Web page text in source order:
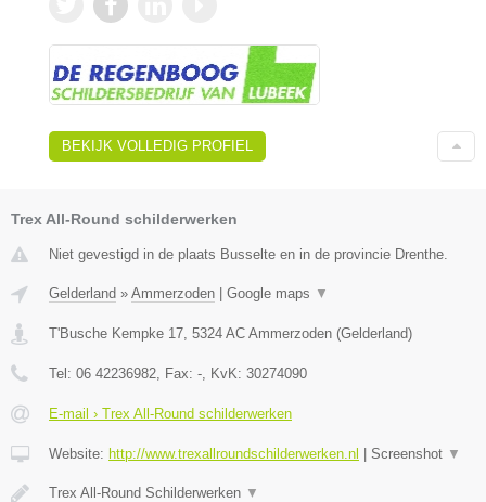
BEKIJK VOLLEDIG PROFIEL
Trex All-Round schilderwerken
Niet gevestigd in de plaats Busselte en in de provincie Drenthe.
Gelderland » Ammerzoden Google maps ▼
T'Busche Kempke 17 5324 AC Ammerzoden (Gelderland)
Tel: 06 42236982 , Fax: - , KvK: 30274090
E-mail › Trex All-Round schilderwerken
Website: http://www.trexallroundschilderwerken.nl Screenshot ▼
Trex All-Round Schilderwerken ▼